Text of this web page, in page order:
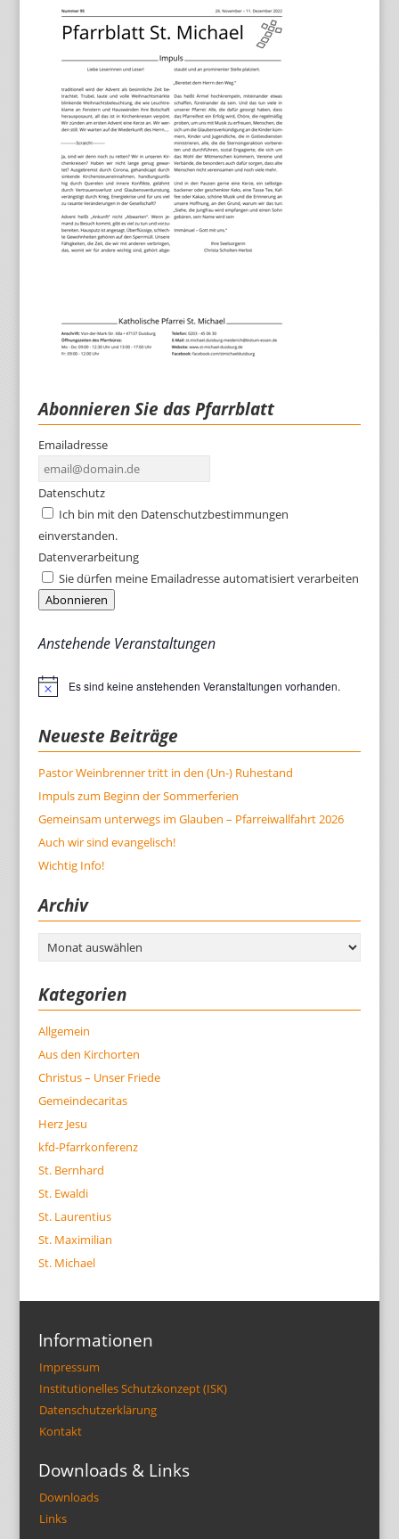
Abonnieren Sie das Pfarrblatt
Emailadresse
Datenschutz
Ich bin mit den Datenschutzbestimmungen
einverstanden.
Datenverarbeitung
Sie dürfen meine Emailadresse automatisiert verarbeiten
Abonnieren
Anstehende Veranstaltungen
HinweisEs sind keine anstehenden Veranstaltungen vorhanden.
Neueste Beiträge
Pastor Weinbrenner tritt in den (Un-) Ruhestand
Impuls zum Beginn der Sommerferien
Gemeinsam unterwegs im Glauben – Pfarreiwallfahrt 2026
Auch wir sind evangelisch!
Wichtig Info!
Archiv
Archiv
Kategorien
Allgemein
Aus den Kirchorten
Christus – Unser Friede
Gemeindecaritas
Herz Jesu
kfd-Pfarrkonferenz
St. Bernhard
St. Ewaldi
St. Laurentius
St. Maximilian
St. Michael
Informationen
Impressum
Institutionelles Schutzkonzept (ISK)
Datenschutzerklärung
Kontakt
Downloads & Links
Downloads
Links